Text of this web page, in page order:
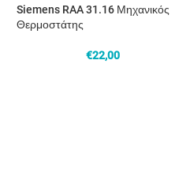
Siemens RAA 31.16 Μηχανικός
Θερμοστάτης
€22,00